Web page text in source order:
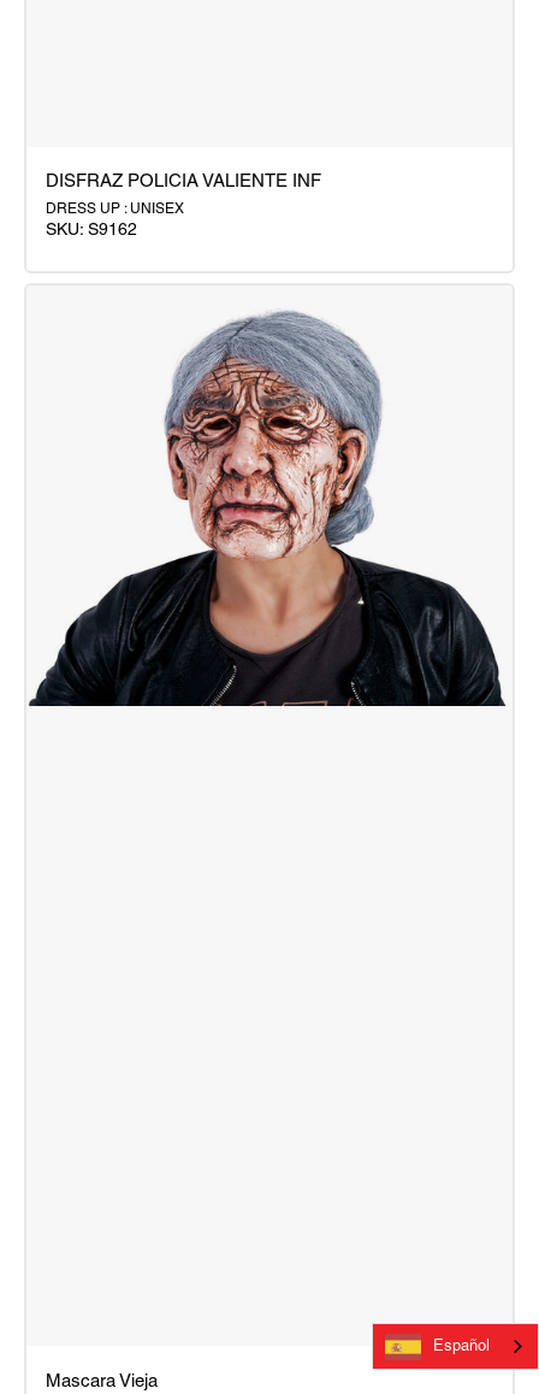
DISFRAZ
DISFRAZ POLICIA VALIENTE INF
DRESS UP : UNISEX
SKU: S9162
Mascara Vieja
Español